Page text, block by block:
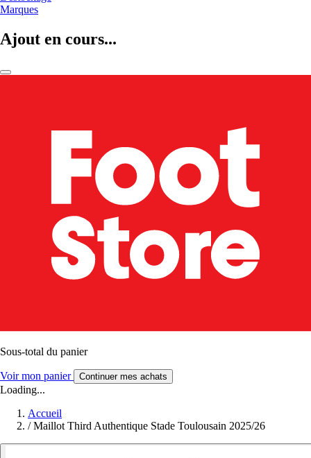
Marques
Ajout en cours...
Sous-total du panier
Voir mon panier Continuer mes achats
Loading...
Accueil
/ Maillot Third Authentique Stade Toulousain 2025/26